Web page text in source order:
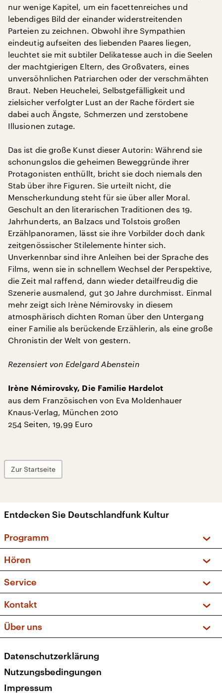
nur wenige Kapitel, um ein facettenreiches und
lebendiges Bild der einander widerstreitenden
Parteien zu zeichnen. Obwohl ihre Sympathien
eindeutig aufseiten des liebenden Paares liegen,
leuchtet sie mit subtiler Delikatesse auch in die Seelen
der machtgierigen Eltern, des Großvaters, eines
unversöhnlichen Patriarchen oder der verschmähten
Braut. Neben Heuchelei, Selbstgefälligkeit und
zielsicher verfolgter Lust an der Rache fördert sie
dabei auch Ängste, Schmerzen und zerstobene
Illusionen zutage.
Das ist die große Kunst dieser Autorin: Während sie
schonungslos die geheimen Beweggründe ihrer
Protagonisten enthüllt, bricht sie doch niemals den
Stab über ihre Figuren. Sie urteilt nicht, die
Menscherkundung steht für sie über aller Moral.
Geschult an den literarischen Traditionen des 19.
Jahrhunderts, an Balzacs und Tolstois großen
Erzählpanoramen, lässt sie ihre Vorbilder doch dank
zeitgenössischer Stilelemente hinter sich.
Unverkennbar sind ihre Anleihen bei der Sprache des
Films, wenn sie in schnellem Wechsel der Perspektive,
die Zeit mal raffend, dann wieder detailfreudig die
Szenerie ausmalend, gut 30 Jahre durchmisst. Einmal
mehr zeigt sich Irène Némirovsky in diesem
atmosphärisch dichten Roman über den Untergang
einer Familie als berückende Erzählerin, als eine große
Chronistin der Welt von gestern.
Rezensiert von Edelgard Abenstein
Irène Némirovsky, Die Familie Hardelot
aus dem Französischen von Eva Moldenhauer
Knaus-Verlag, München 2010
254 Seiten, 19,99 Euro
Zur Startseite
Entdecken Sie Deutschlandfunk Kultur
Programm
Sendungen und Podcasts
Musikliste
Kakadu – Das Kinderprogramm
Hören
Frequenzen (UKW + DAB+)
Service
FAQ
Apps
Newsletter
Veranstaltungen
Kontakt
Social Media
Über uns
Presse
Karriere
Datenschutzerklärung
Nutzungsbedingungen
Impressum